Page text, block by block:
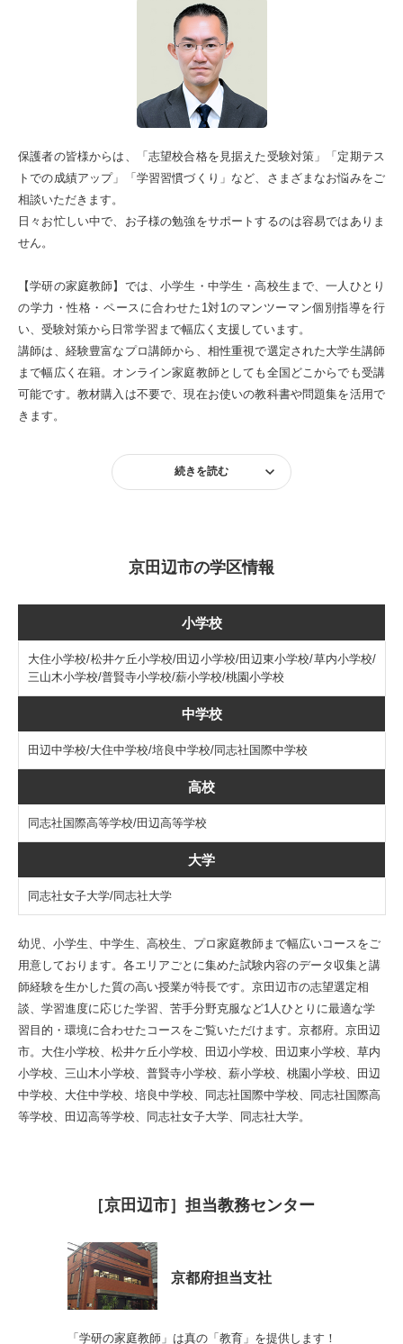
保護者の皆様からは、「志望校合格を見据えた受験対策」「定期テス
トでの成績アップ」「学習習慣づくり」など、さまざまなお悩みをご
相談いただきます。
日々お忙しい中で、お子様の勉強をサポートするのは容易ではありま
せん。
【学研の家庭教師】では、小学生・中学生・高校生まで、一人ひとり
の学力・性格・ペースに合わせた1対1のマンツーマン個別指導を行
い、受験対策から日常学習まで幅広く支援しています。
講師は、経験豊富なプロ講師から、相性重視で選定された大学生講師
まで幅広く在籍。オンライン家庭教師としても全国どこからでも受講
可能です。教材購入は不要で、現在お使いの教科書や問題集を活用で
きます。
続きを読む
京田辺市の学区情報
小学校
大住小学校/松井ケ丘小学校/田辺小学校/田辺東小学校/草内小学校/
三山木小学校/普賢寺小学校/薪小学校/桃園小学校
中学校
田辺中学校/大住中学校/培良中学校/同志社国際中学校
高校
同志社国際高等学校/田辺高等学校
大学
同志社女子大学/同志社大学
幼児、小学生、中学生、高校生、プロ家庭教師まで幅広いコースをご
用意しております。各エリアごとに集めた試験内容のデータ収集と講
師経験を生かした質の高い授業が特長です。京田辺市の志望選定相
談、学習進度に応じた学習、苦手分野克服など1人ひとりに最適な学
習目的・環境に合わせたコースをご覧いただけます。京都府。京田辺
市。大住小学校、松井ケ丘小学校、田辺小学校、田辺東小学校、草内
小学校、三山木小学校、普賢寺小学校、薪小学校、桃園小学校、田辺
中学校、大住中学校、培良中学校、同志社国際中学校、同志社国際高
等学校、田辺高等学校、同志社女子大学、同志社大学。
［京田辺市］担当教務センター
京都府担当支社
「学研の家庭教師」は真の「教育」を提供します！